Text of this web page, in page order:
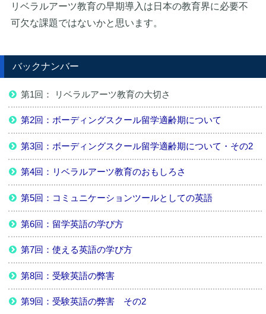
リベラルアーツ教育の早期導入は日本の教育界に必要不
可欠な課題ではないかと思います。
バックナンバー
第1回： リベラルアーツ教育の大切さ
第2回：ボーディングスクール留学適齢期について
第3回：ボーディングスクール留学適齢期について・その2
第4回：リベラルアーツ教育のおもしろさ
第5回：コミュニケーションツールとしての英語
第6回：留学英語の学び方
第7回：使える英語の学び方
第8回：受験英語の弊害
第9回：受験英語の弊害 その2